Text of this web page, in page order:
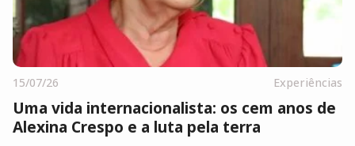
15/07/26 Experiências
Uma vida internacionalista: os cem anos de
Alexina Crespo e a luta pela terra